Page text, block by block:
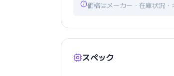
価格はメーカー・在庫状況・
スペック